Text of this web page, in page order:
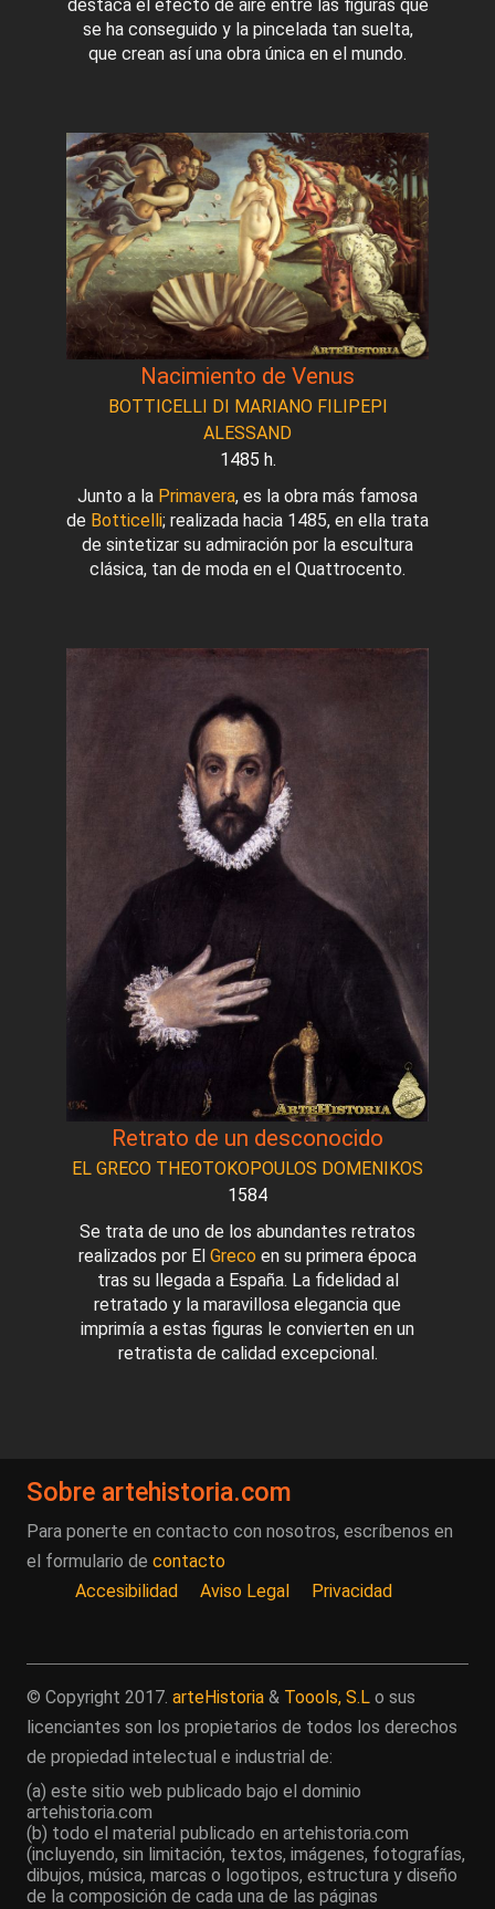
destaca el efecto de aire entre las figuras que
se ha conseguido y la pincelada tan suelta,
que crean así una obra única en el mundo.
Nacimiento de Venus
BOTTICELLI DI MARIANO FILIPEPI
ALESSAND
1485 h.
Junto a la Primavera, es la obra más famosa
de Botticelli; realizada hacia 1485, en ella trata
de sintetizar su admiración por la escultura
clásica, tan de moda en el Quattrocento.
Retrato de un desconocido
EL GRECO THEOTOKOPOULOS DOMENIKOS
1584
Se trata de uno de los abundantes retratos
realizados por El Greco en su primera época
tras su llegada a España. La fidelidad al
retratado y la maravillosa elegancia que
imprimía a estas figuras le convierten en un
retratista de calidad excepcional.
Sobre artehistoria.com
Para ponerte en contacto con nosotros, escríbenos en
el formulario de contacto
Accesibilidad
Aviso Legal Privacidad
© Copyright 2017. arteHistoria & Toools, S.L o sus
licenciantes son los propietarios de todos los derechos
de propiedad intelectual e industrial de:
(a) este sitio web publicado bajo el dominio
artehistoria.com
(b) todo el material publicado en artehistoria.com
(incluyendo, sin limitación, textos, imágenes, fotografías,
dibujos, música, marcas o logotipos, estructura y diseño
de la composición de cada una de las páginas